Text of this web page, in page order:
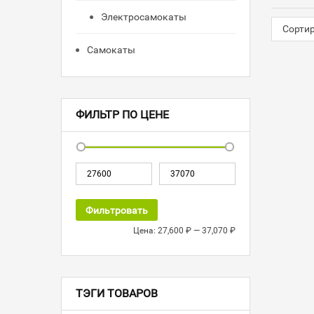
Электросамокаты
Самокаты
ФИЛЬТР ПО ЦЕНЕ
Фильтровать
Цена: 27,600 ₽ — 37,070 ₽
ТЭГИ ТОВАРОВ